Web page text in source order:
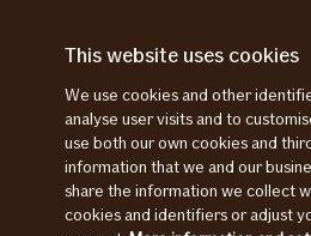
Latvijā 32% suņa vai kaķa īpašnieki saņēmuši mājdzīvnieku dāvanā
suņa vai
This website uses cookies
We use cookies and other
analyse user visits and to
use both our own cookies and
information that we and our
share the information we collect
cookies and identifiers or adjust